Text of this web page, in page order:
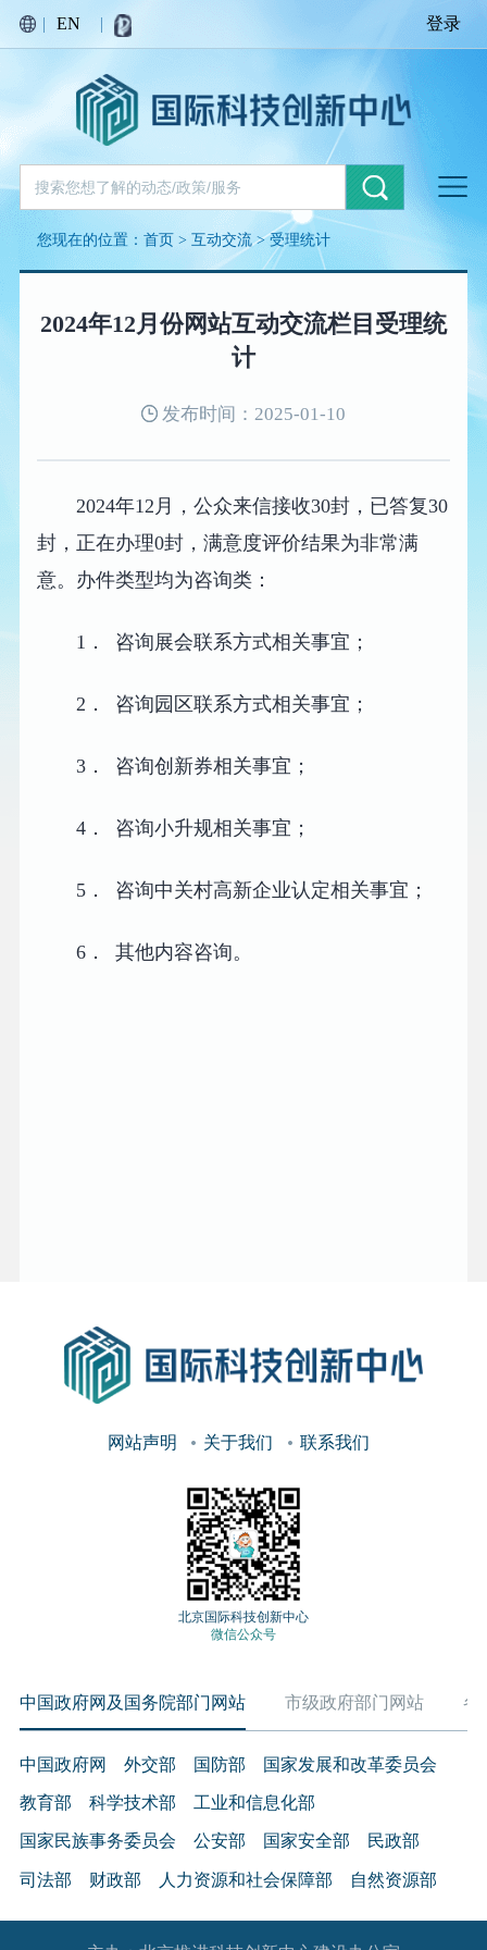
| EN | 登录
您现在的位置：首页 >互动交流>受理统计
2024年12月份网站互动交流栏目受理统
计
发布时间：2025-01-10
2024年12月，公众来信接收30封，已答复30
封，正在办理0封，满意度评价结果为非常满
意。办件类型均为咨询类：
1． 咨询展会联系方式相关事宜；
2． 咨询园区联系方式相关事宜；
3． 咨询创新券相关事宜；
4． 咨询小升规相关事宜；
5． 咨询中关村高新企业认定相关事宜；
6． 其他内容咨询。
网站声明 关于我们 联系我们
北京国际科技创新中心
微信公众号
中国政府网及国务院部门网站 市级政府部门网站 各
中国政府网 外交部 国防部 国家发展和改革委员会
教育部 科学技术部 工业和信息化部
国家民族事务委员会 公安部 国家安全部 民政部
司法部 财政部 人力资源和社会保障部 自然资源部
生态环境部 住房和城乡建设部 交通运输部 水利部